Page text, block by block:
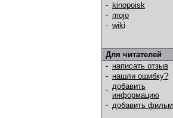
- kinopoisk
- mojo
- wiki
Для читателей
- написать отзыв
- нашли ошибку?
- добавить
информацию
- добавить фильм